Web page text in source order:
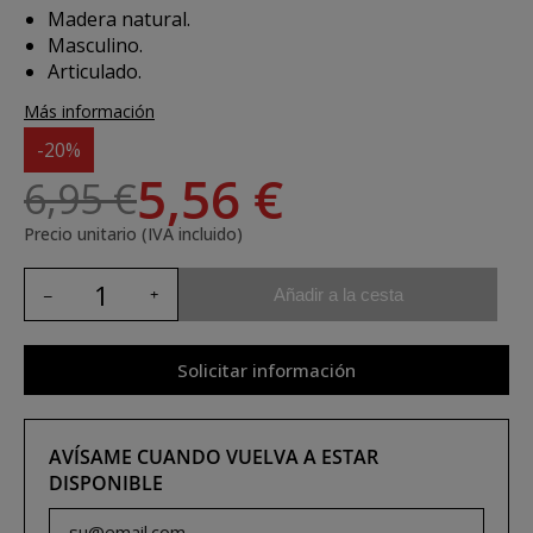
Madera natural.
Masculino.
Articulado.
Más información
-20%
6,95 €5,56 €
Precio unitario (IVA incluido)
Añadir a la cesta
Solicitar información
AVÍSAME CUANDO VUELVA A ESTAR
DISPONIBLE